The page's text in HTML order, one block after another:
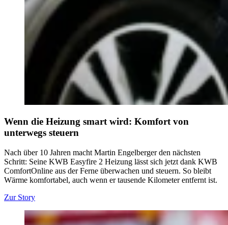
Wenn die Heizung smart wird: Komfort von
unterwegs steuern
Nach über 10 Jahren macht Martin Engelberger den nächsten
Schritt: Seine KWB Easyfire 2 Heizung lässt sich jetzt dank KWB
ComfortOnline aus der Ferne überwachen und steuern. So bleibt
Wärme komfortabel, auch wenn er tausende Kilometer entfernt ist.
Zur Story